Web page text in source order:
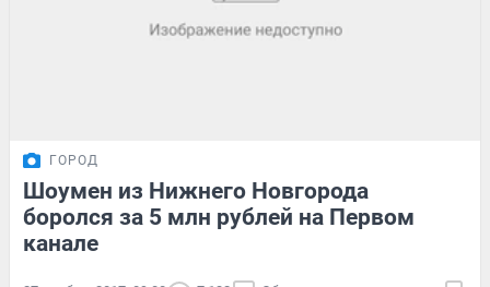
ГОРОД
Шоумен из Нижнего Новгорода
боролся за 5 млн рублей на Первом
канале